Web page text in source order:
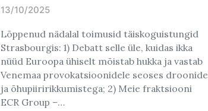
Posted on
13/10/2025
Lõppenud nädalal toimusid täiskoguistungid
Strasbourgis: 1) Debatt selle üle, kuidas ikka
nüüd Euroopa ühiselt mõistab hukka ja vastab
Venemaa provokatsioonidele seoses droonide
ja õhupiiririkkumistega; 2) Meie fraktsiooni
ECR Group –…